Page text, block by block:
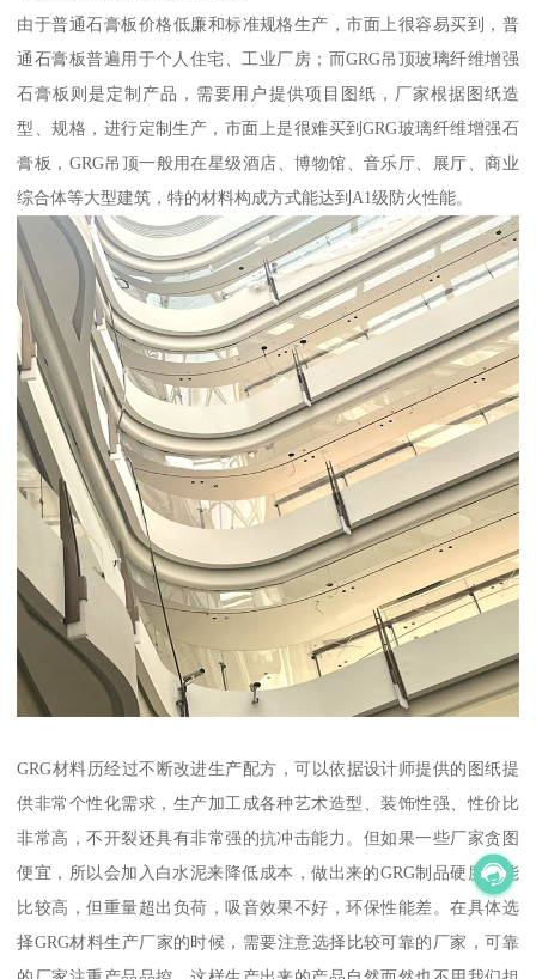
由于普通石膏板价格低廉和标准规格生产，市面上很容易买到，普
通石膏板普遍用于个人住宅、工业厂房；而GRG吊顶玻璃纤维增强
石膏板则是定制产品，需要用户提供项目图纸，厂家根据图纸造
型、规格，进行定制生产，市面上是很难买到GRG玻璃纤维增强石
膏板，GRG吊顶一般用在星级酒店、博物馆、音乐厅、展厅、商业
综合体等大型建筑，特的材料构成方式能达到A1级防火性能。
GRG材料历经过不断改进生产配方，可以依据设计师提供的图纸提
供非常个性化需求，生产加工成各种艺术造型、装饰性强、性价比
非常高，不开裂还具有非常强的抗冲击能力。但如果一些厂家贪图
便宜，所以会加入白水泥来降低成本，做出来的GRG制品硬度可能
比较高，但重量超出负荷，吸音效果不好，环保性能差。在具体选
择GRG材料生产厂家的时候，需要注意选择比较可靠的厂家，可靠